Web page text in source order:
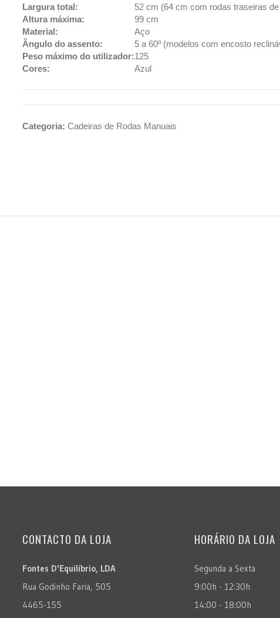
Largura total:
52 cm (64 cm com rodas traseiras de
Altura máxima:
99 cm
Material:
Aço
Ângulo do assento:
5 a 60º (modelos com encosto
Peso máximo do utilizador:125
Cores:
Azul
Categoria: Cadeiras de Rodas Manuais
CONTACTO DA LOJA
Fontes D'Equilíbrio, LDA
Rua Godinho Faria, 505
4465-155
HORÁRIO DA LOJA
Segunda a Sexta
9:00h - 12:30h
14:00 - 18:00h